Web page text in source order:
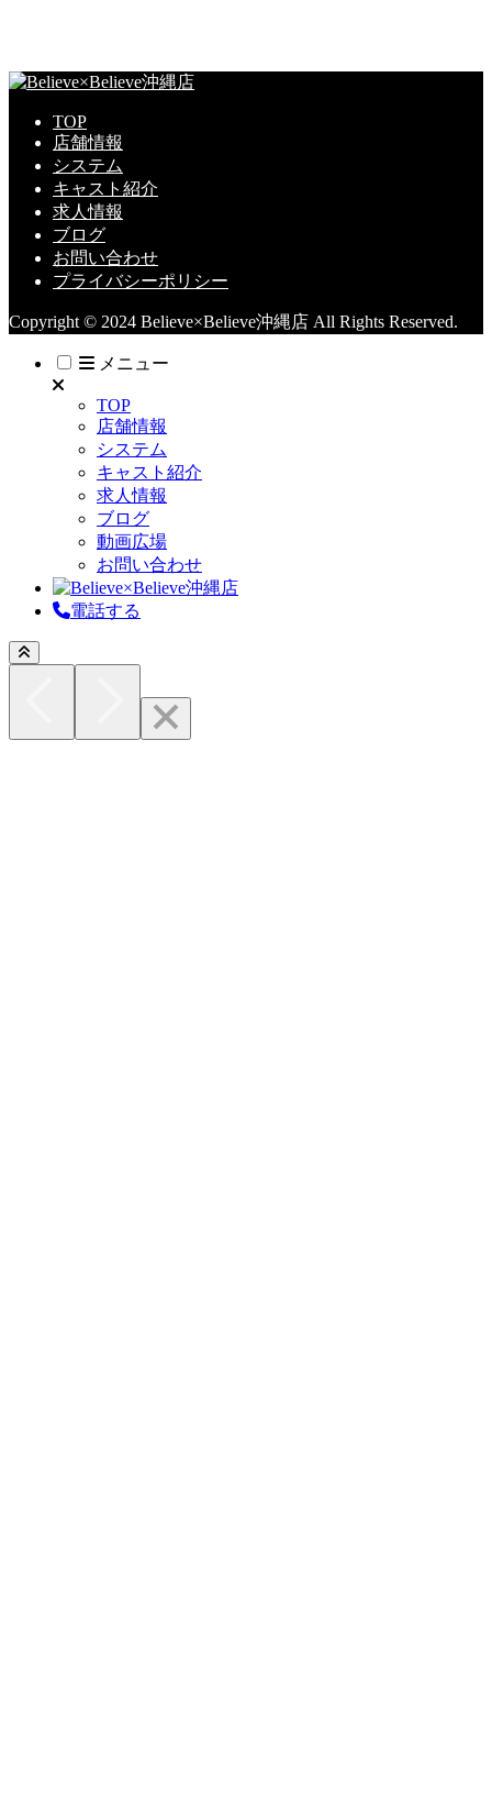
TOP
店舗情報
システム
キャスト紹介
求人情報
ブログ
お問い合わせ
プライバシーポリシー
Copyright © 2024 Believe×Believe沖縄店 All Rights Reserved.
メニュー
TOP
店舗情報
システム
キャスト紹介
求人情報
ブログ
動画広場
お問い合わせ
電話する